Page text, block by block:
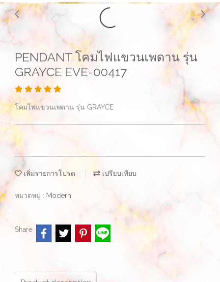
PENDANT โคมไฟแขวนเพดาน รุ่น
GRAYCE EVE-00417
โคมไฟแขวนเพดาน รุ่น GRAYCE
เพิ่มรายการโปรด เปรียบเทียบ
หมวดหมู่ : Modern
Share